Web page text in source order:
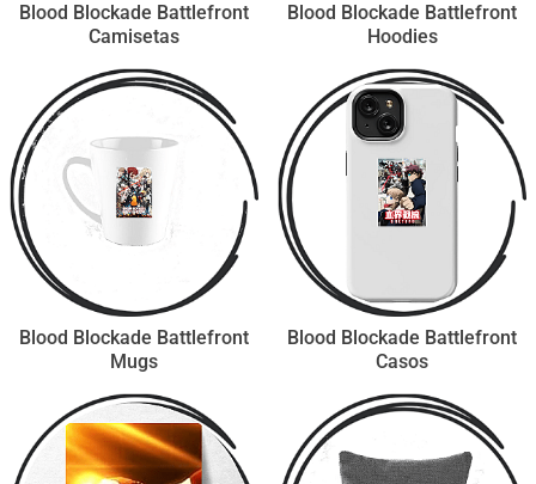
Blood Blockade Battlefront
Camisetas
Blood Blockade Battlefront
Hoodies
Blood Blockade Battlefront
Mugs
Blood Blockade Battlefront
Casos